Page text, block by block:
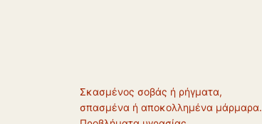
Σκασμένος σοβάς ή ρήγματα,
σπασμένα ή αποκολλημένα μάρμαρα.